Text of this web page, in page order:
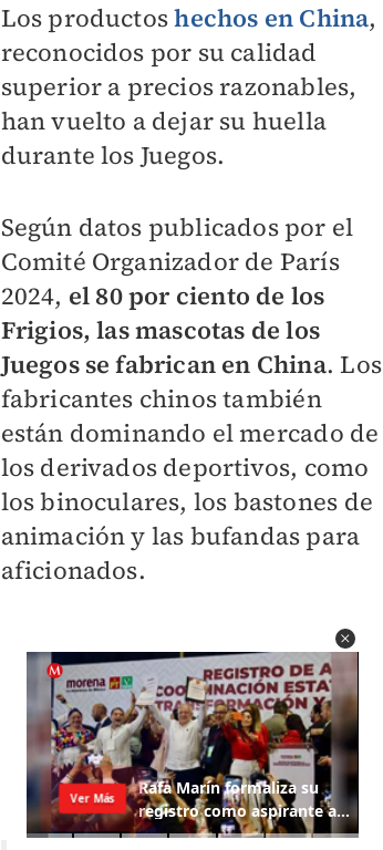
Los productoshechos en China,
reconocidos por su calidad
superior a precios razonables,
han vuelto a dejar su huella
durante los Juegos.
Según datos publicados por el
Comité Organizador de París
2024, el 80 por ciento de los
Frigios, las mascotas de los
Juegos se fabrican en China. Los
fabricantes chinos también
están dominando el mercado de
los derivados deportivos, como
los binoculares, los bastones de
animación y las bufandas para
aficionados.